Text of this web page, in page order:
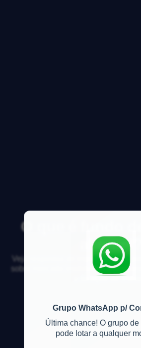
Grupo WhatsApp p/
Última chance! O grupo
pode lotar a qualquer
O que é fundo
aluguel?
Veja respostas de especialistas e
sobre mercado imobiliário,
e locação de